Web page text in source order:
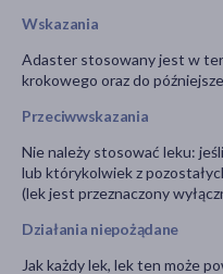
Wskazania
Adaster stosowany jest w
krokowego oraz do
Przeciwwskazania
Nie należy stosować leku:
lub którykolwiek z
(lek jest przeznaczony
Działania niepożądane
Jak każdy lek, lek ten może